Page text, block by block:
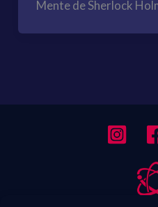
Mente de Sherlock